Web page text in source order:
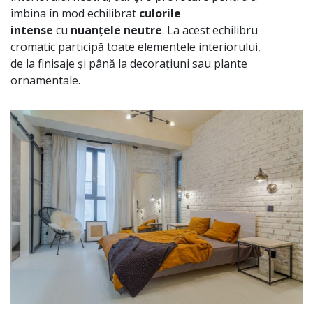
îmbina în mod echilibrat culorile
intense cu nuanțele neutre. La acest echilibru
cromatic participă toate elementele interiorului,
de la finisaje și până la decorațiuni sau plante
ornamentale.